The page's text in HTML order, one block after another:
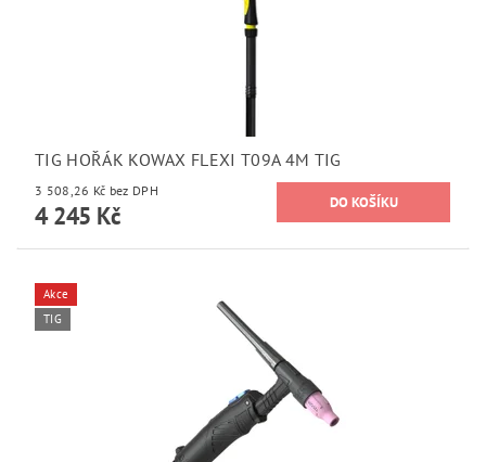
TIG HOŘÁK KOWAX FLEXI T09A 4M TIG
3 508,26 Kč bez DPH
4 245 Kč
Akce
TIG